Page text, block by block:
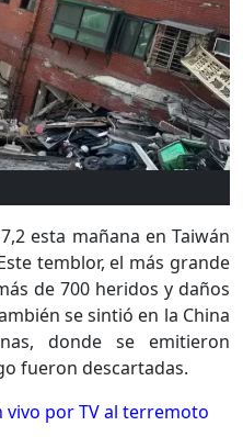
esta mañana en Taiwán
temblor, el más grande
de 700 heridos y daños
se sintió en la China
donde se emitieron
fueron descartadas.
vivo por TV al terremoto